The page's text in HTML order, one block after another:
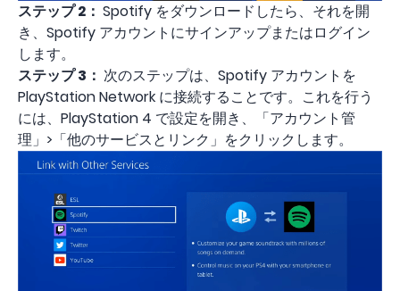
ステップ 2： Spotify をダウンロードしたら、それを開
き、Spotify アカウントにサインアップまたはログイン
します。
ステップ 3： 次のステップは、Spotify アカウントを
PlayStation Network に接続することです。これを行う
には、PlayStation 4 で設定を開き、「アカウント管
理」>「他のサービスとリンク」をクリックします。